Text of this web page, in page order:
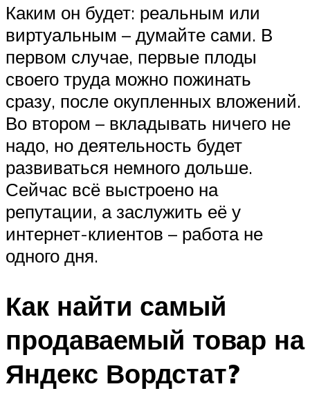
Каким он будет: реальным или
виртуальным – думайте сами. В
первом случае, первые плоды
своего труда можно пожинать
сразу, после окупленных вложений.
Во втором – вкладывать ничего не
надо, но деятельность будет
развиваться немного дольше.
Сейчас всё выстроено на
репутации, а заслужить её у
интернет-клиентов – работа не
одного дня.
Как найти самый
продаваемый товар на
Яндекс Вордстат?